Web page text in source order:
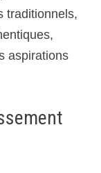
traditionnels,
aspirations